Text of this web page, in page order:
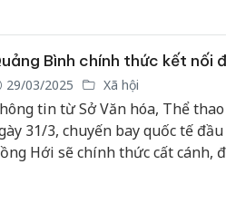
Bình chính thức kết nối
29/03/2025 Xã hội
tin từ Sở Văn hóa, Thể
31/3, chuyến bay quốc tế
Hới sẽ chính thức cất cánh,